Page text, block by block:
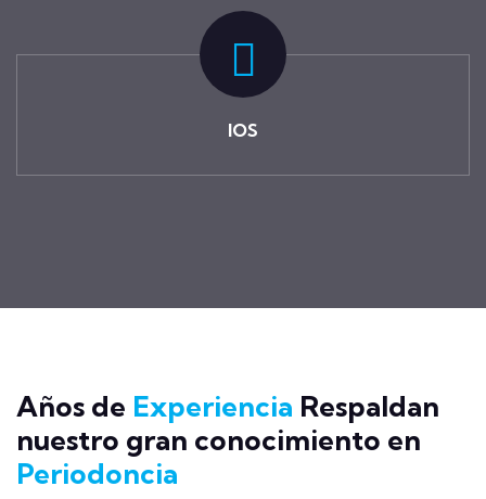
IOS
Años de Experiencia Respaldan
nuestro gran conocimiento en
Periodoncia